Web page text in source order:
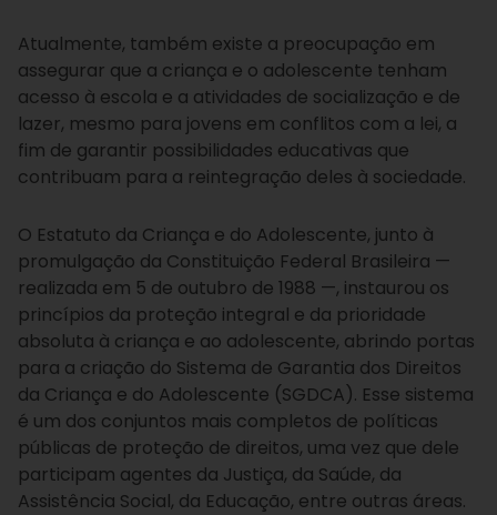
Atualmente, também existe a preocupação em
assegurar que a criança e o adolescente tenham
acesso à escola e a atividades de socialização e de
lazer, mesmo para jovens em conflitos com a lei, a
fim de garantir possibilidades educativas que
contribuam para a reintegração deles à sociedade.
O Estatuto da Criança e do Adolescente, junto à
promulgação da Constituição Federal Brasileira —
realizada em 5 de outubro de 1988 —, instaurou os
princípios da proteção integral e da prioridade
absoluta à criança e ao adolescente, abrindo portas
para a criação do Sistema de Garantia dos Direitos
da Criança e do Adolescente (SGDCA). Esse sistema
é um dos conjuntos mais completos de políticas
públicas de proteção de direitos, uma vez que dele
participam agentes da Justiça, da Saúde, da
Assistência Social, da Educação, entre outras áreas.